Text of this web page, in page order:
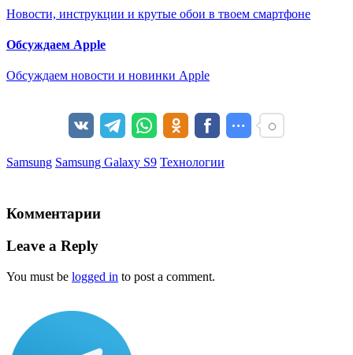
Новости, инструкции и крутые обои в твоем смартфоне
Обсуждаем Apple
Обсуждаем новости и новинки Apple
Samsung Samsung Galaxy S9 Технологии
Комментарии
Leave a Reply
You must be logged in to post a comment.